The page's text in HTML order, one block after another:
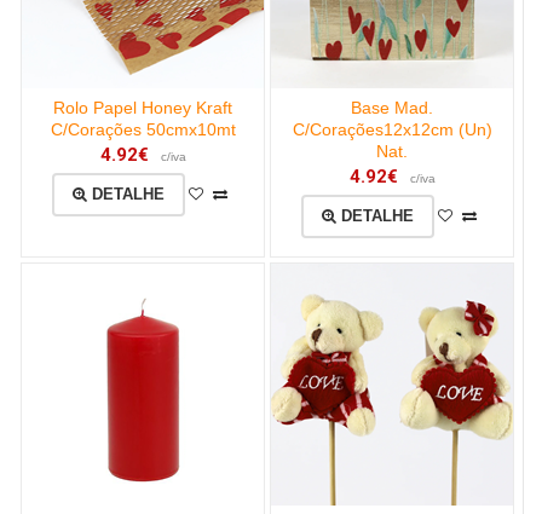
Rolo Papel Honey Kraft
C/Corações 50cmx10mt
4.92€ c/iva
DETALHE
Base Mad.
C/Corações12x12cm (Un)
Nat.
4.92€ c/iva
DETALHE